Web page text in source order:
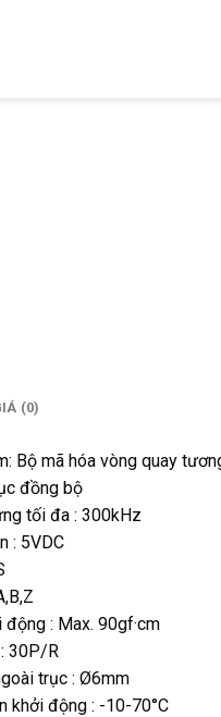
(0)
Bộ mã hóa vòng quay
đồng bộ
tối đa : 300kHz
: 5VDC
: Max. 90gf·cm
30P/R
trục : Ø6mm
khởi động : -10-70°C